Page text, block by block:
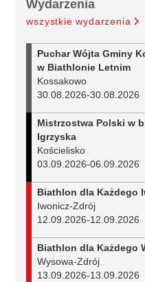
Wydarzenia
wszystkie wydarzenia
Puchar Wójta Gminy
w Biathlonie Letnim
Kossakowo
30.08.2026-30.08.2026
Mistrzostwa Polski w
Igrzyska
Kościelisko
03.09.2026-06.09.2026
Biathlon dla Każdego
Iwonicz-Zdrój
12.09.2026-12.09.2026
Biathlon dla Każdego
Wysowa-Zdrój
13.09.2026-13.09.2026